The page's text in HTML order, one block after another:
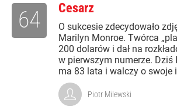
Cesarz
O sukcesie zdecydowało
Marilyn Monroe. Twórca
200 dolarów i dał na
w pierwszym numerze. Dziś
ma 83 lata i walczy o swoje
64
Piotr Milewski